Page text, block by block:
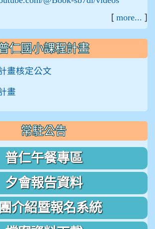
[ more... ]
仁國小課程計畫
畫核定公文
畫
常駐公告
普仁午餐專區
夕會報告資料
介紹暨報名系統